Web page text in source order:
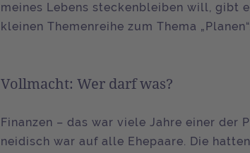
meines Lebens steckenbleiben will, gibt
kleinen Themenreihe zum Thema
Vollmacht: Wer darf was?
Finanzen – das war viele Jahre einer der
neidisch war auf alle Ehepaare. Die